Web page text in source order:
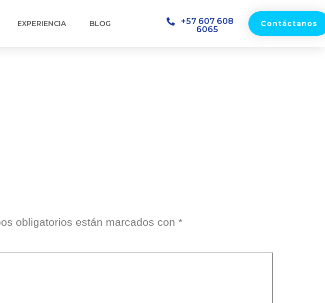
EXPERIENCIA BLOG
+57 607 608
6065
Contáctanos
obligatorios están marcados con *